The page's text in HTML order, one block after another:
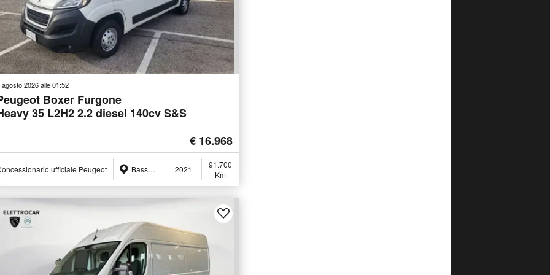
agosto 2026 alle 01:52
Boxer Furgone
35 L2H2 2.2 diesel 140cv S&S
€ 16.968
ufficiale Peugeot Bassano del Grappa (VI) 2021
91.700
Km